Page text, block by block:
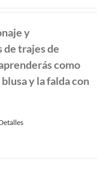
€.
y
detrajes de
como
y la falda con